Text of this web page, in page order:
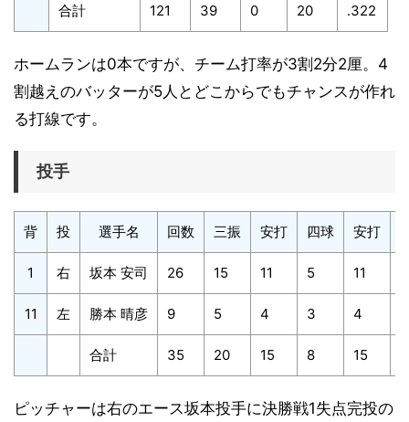
合計 121 39 0 20 .322
ホームランは0本ですが、チーム打率が3割2分2厘。4
割越えのバッターが5人とどこからでもチャンスが作れ
る打線です。
投手
背 投 選手名 回数 三振 安打 四球 安打
1 右 坂本 安司 26 15 11 5 11
11 左 勝本 晴彦 9 5 4 3 4
合計 35 20 15 8 15
ピッチャーは右のエース坂本投手に決勝戦1失点完投の